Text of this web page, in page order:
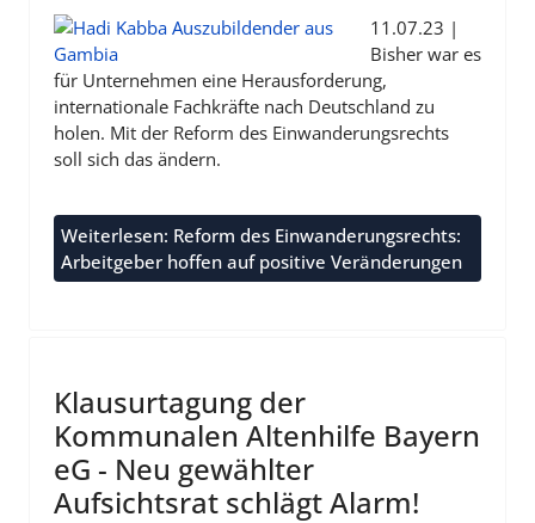
11.07.23 |
Bisher war es
für Unternehmen eine Herausforderung,
internationale Fachkräfte nach Deutschland zu
holen. Mit der Reform des Einwanderungsrechts
soll sich das ändern.
Weiterlesen: Reform des Einwanderungsrechts:
Arbeitgeber hoffen auf positive Veränderungen
Klausurtagung der
Kommunalen Altenhilfe Bayern
eG - Neu gewählter
Aufsichtsrat schlägt Alarm!